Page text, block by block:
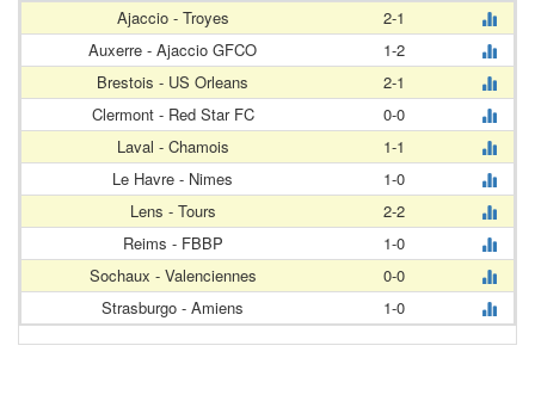
Ajaccio - Troyes
2-1
Auxerre - Ajaccio GFCO
1-2
Brestois - US Orleans
2-1
Clermont - Red Star FC
0-0
Laval - Chamois
1-1
Le Havre - Nimes
1-0
Lens - Tours
2-2
Reims - FBBP
1-0
Sochaux - Valenciennes
0-0
Strasburgo - Amiens
1-0